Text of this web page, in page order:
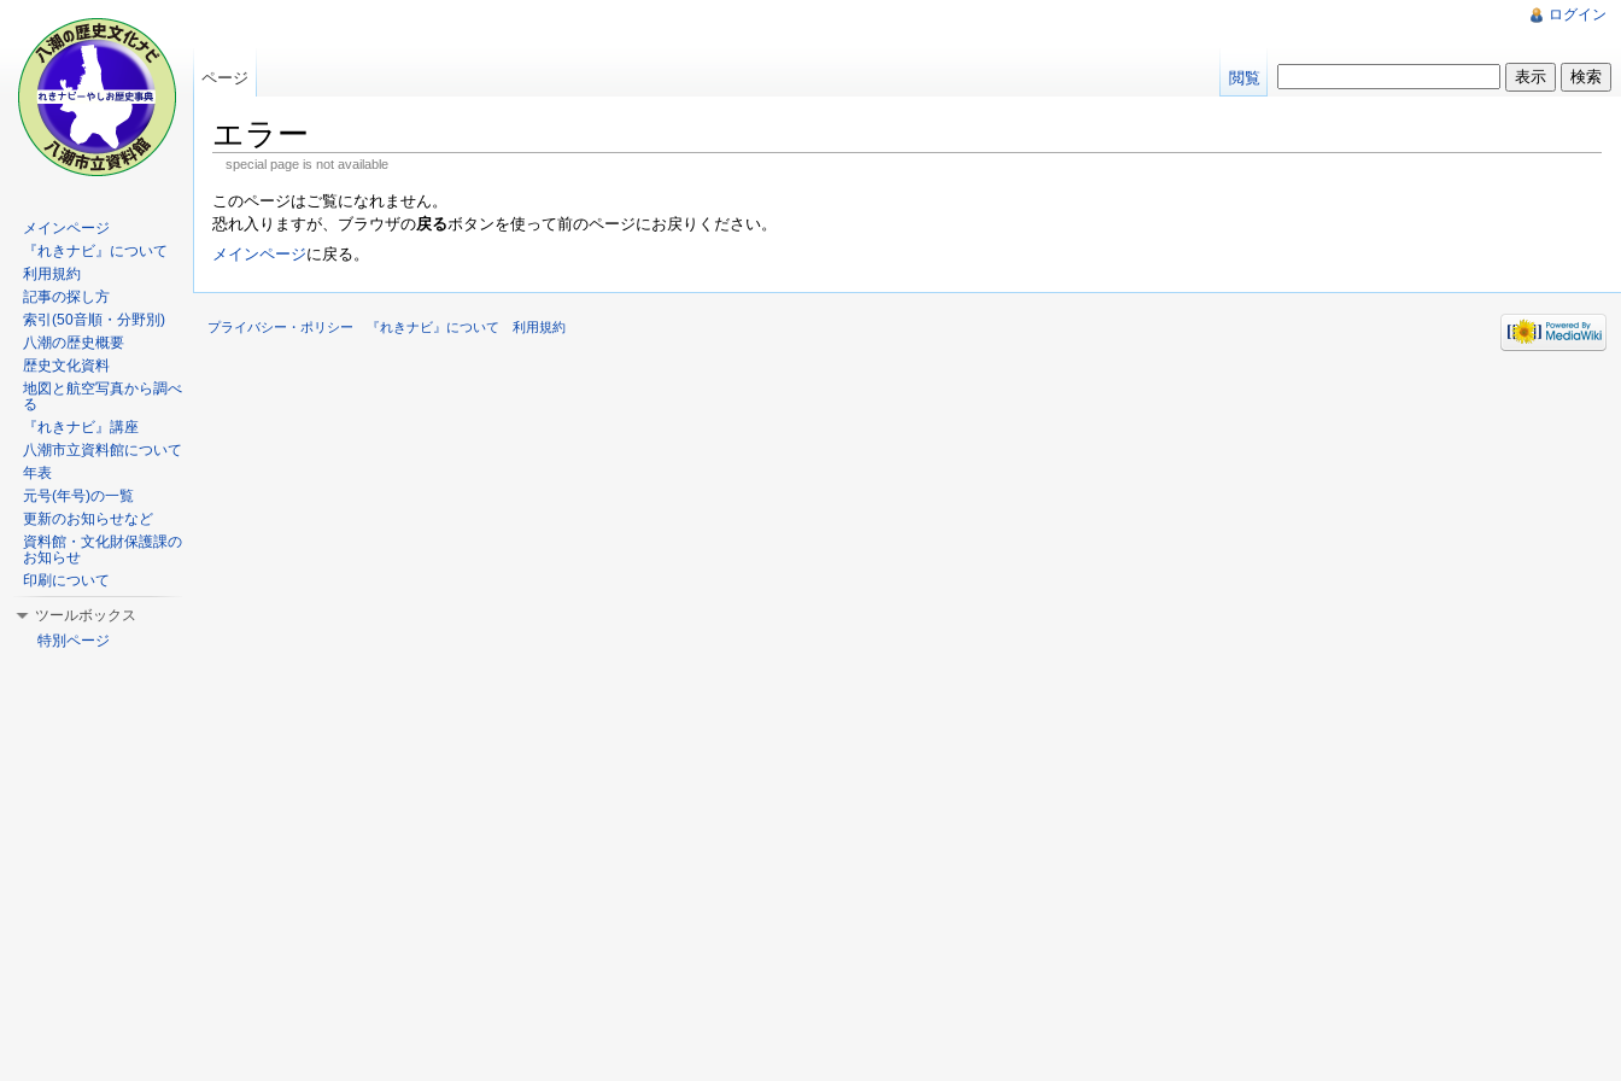
エラー
special page is not available
このページはご覧になれません。
恐れ入りますが、ブラウザの戻るボタンを使って前のページにお戻りください。
メインページに戻る。
ログイン
ページ 閲覧
メインページ
『れきナビ』について
利用規約
記事の探し方
索引(50音順・分野別)
八潮の歴史概要
歴史文化資料
地図と航空写真から調べ
る
『れきナビ』講座
八潮市立資料館について
年表
元号(年号)の一覧
更新のお知らせなど
資料館・文化財保護課の
お知らせ
印刷について
ツールボックス
特別ページ
プライバシー・ポリシー 『れきナビ』について 利用規約